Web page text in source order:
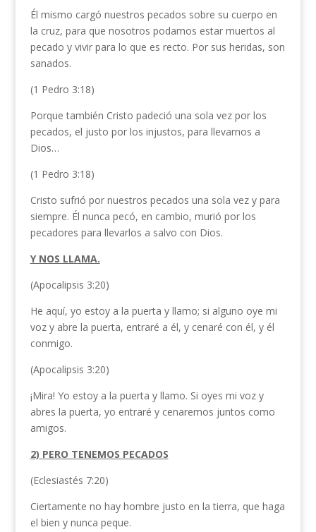
Él mismo cargó nuestros pecados sobre su cuerpo en
la cruz, para que nosotros podamos estar muertos al
pecado y vivir para lo que es recto. Por sus heridas, son
sanados.
(1 Pedro 3:18)
Porque también Cristo padeció una sola vez por los
pecados, el justo por los injustos, para llevarnos a
Dios…
(1 Pedro 3:18)
Cristo sufrió por nuestros pecados una sola vez y para
siempre. Él nunca pecó, en cambio, murió por los
pecadores para llevarlos a salvo con Dios.
Y NOS LLAMA.
(Apocalipsis 3:20)
He aquí, yo estoy a la puerta y llamo; si alguno oye mi
voz y abre la puerta, entraré a él, y cenaré con él, y él
conmigo.
(Apocalipsis 3:20)
¡Mira! Yo estoy a la puerta y llamo. Si oyes mi voz y
abres la puerta, yo entraré y cenaremos juntos como
amigos.
2) PERO TENEMOS PECADOS
(Eclesiastés 7:20)
Ciertamente no hay hombre justo en la tierra, que haga
el bien y nunca peque.